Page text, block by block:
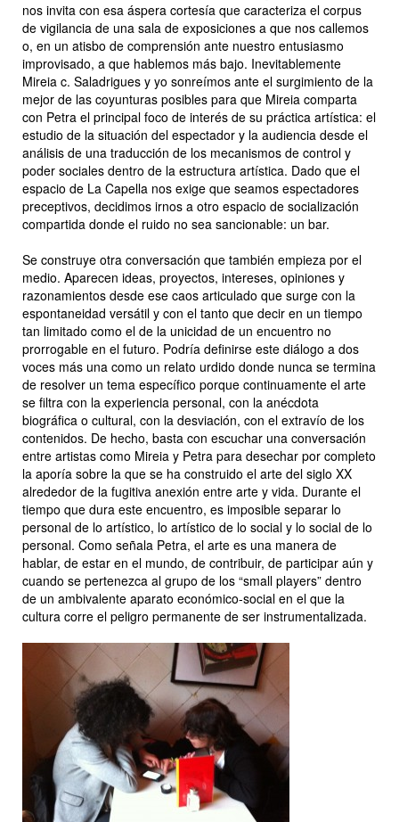
nos invita con esa áspera cortesía que caracteriza el corpus
de vigilancia de una sala de exposiciones a que nos callemos
o, en un atisbo de comprensión ante nuestro entusiasmo
improvisado, a que hablemos más bajo. Inevitablemente
Mireia c. Saladrigues y yo sonreímos ante el surgimiento de la
mejor de las coyunturas posibles para que Mireia comparta
con Petra el principal foco de interés de su práctica artística: el
estudio de la situación del espectador y la audiencia desde el
análisis de una traducción de los mecanismos de control y
poder sociales dentro de la estructura artística. Dado que el
espacio de La Capella nos exige que seamos espectadores
preceptivos, decidimos irnos a otro espacio de socialización
compartida donde el ruido no sea sancionable: un bar.
Se construye otra conversación que también empieza por el
medio. Aparecen ideas, proyectos, intereses, opiniones y
razonamientos desde ese caos articulado que surge con la
espontaneidad versátil y con el tanto que decir en un tiempo
tan limitado como el de la unicidad de un encuentro no
prorrogable en el futuro. Podría definirse este diálogo a dos
voces más una como un relato urdido donde nunca se termina
de resolver un tema específico porque continuamente el arte
se filtra con la experiencia personal, con la anécdota
biográfica o cultural, con la desviación, con el extravío de los
contenidos. De hecho, basta con escuchar una conversación
entre artistas como Mireia y Petra para desechar por completo
la aporía sobre la que se ha construido el arte del siglo XX
alrededor de la fugitiva anexión entre arte y vida. Durante el
tiempo que dura este encuentro, es imposible separar lo
personal de lo artístico, lo artístico de lo social y lo social de lo
personal. Como señala Petra, el arte es una manera de
hablar, de estar en el mundo, de contribuir, de participar aún y
cuando se pertenezca al grupo de los “small players” dentro
de un ambivalente aparato económico-social en el que la
cultura corre el peligro permanente de ser instrumentalizada.